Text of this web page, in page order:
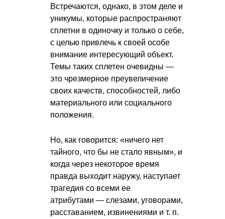
Встречаются, однако, в этом деле и
уникумы, которые распространяют
сплетни в одиночку и только о себе,
с целью привлечь к своей особе
внимание интересующий объект.
Темы таких сплетен очевидны —
это чрезмерное преувеличение
своих качеств, способностей, либо
материального или социального
положения.
Но, как говорится: «ничего нет
тайного, что бы не стало явным», и
когда через некоторое время
правда выходит наружу, наступает
трагедия со всеми ее
атрибутами — слезами, уговорами,
расставанием, извинениями и т. п.